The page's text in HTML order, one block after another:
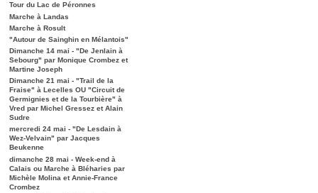
Tour du Lac de Péronnes
Marche à Landas
Marche à Rosult
"Autour de Sainghin en Mélantois"
Dimanche 14 mai - "De Jenlain à
Sebourg" par Monique Crombez et
Martine Joseph
Dimanche 21 mai - "Trail de la
Fraise" à Lecelles OU "Circuit de
Germignies et de la Tourbière" à
Vred par Michel Gressez et Alain
Sudre
mercredi 24 mai - "De Lesdain à
Wez-Velvain" par Jacques
Beukenne
dimanche 28 mai - Week-end à
Calais ou Marche à Bléharies par
Michèle Molina et Annie-France
Crombez